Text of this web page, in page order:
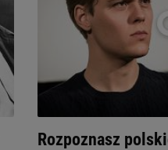
Rozpoznasz